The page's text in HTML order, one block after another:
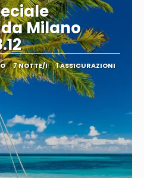
Milano
7 NOTTE/I 1 ASSICURAZIONI